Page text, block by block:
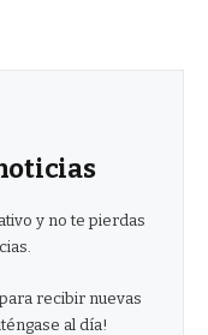
y no te pierdas
recibir nuevas
al día!